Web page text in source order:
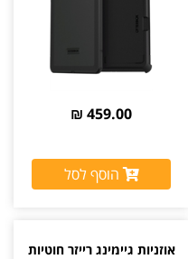
459.00 ₪
הוסף לסל
אוזניות גיימינג רייזר חוטיות